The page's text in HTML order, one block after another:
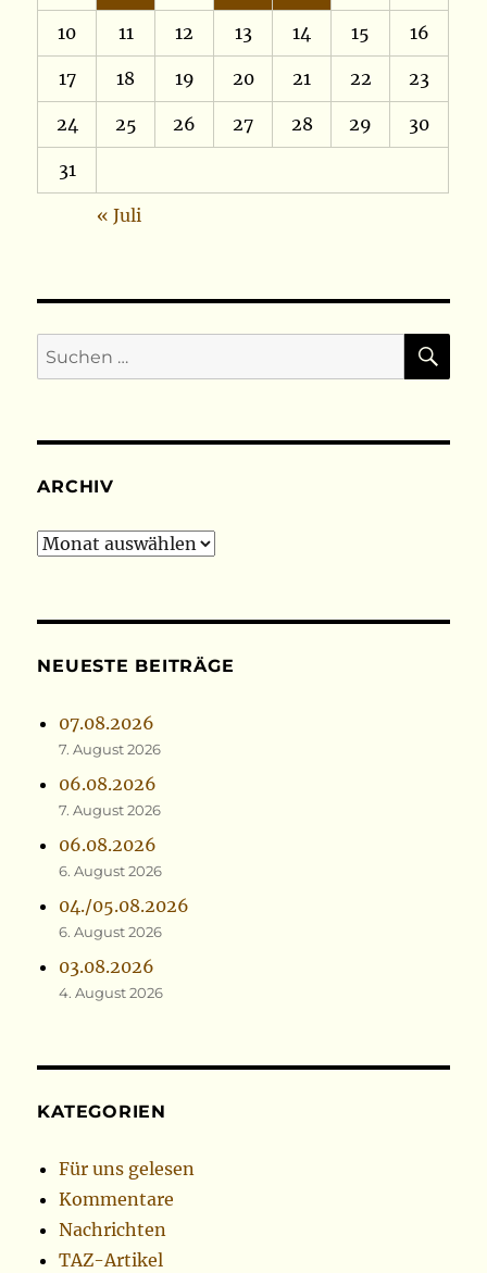
10 11 12 13 14 15 16
17 18 19 20 21 22 23
24 25 26 27 28 29 30
31
« Juli
Suchen
nach:
ARCHIV
Archiv
NEUESTE BEITRÄGE
07.08.2026
7. August 2026
06.08.2026
7. August 2026
06.08.2026
6. August 2026
04./05.08.2026
6. August 2026
03.08.2026
4. August 2026
KATEGORIEN
Für uns gelesen
Kommentare
Nachrichten
TAZ-Artikel